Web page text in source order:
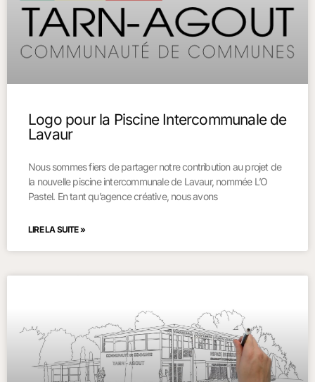
Logo pour la Piscine Intercommunale de
Lavaur
Nous sommes fiers de partager notre contribution au projet de
la nouvelle piscine intercommunale de Lavaur, nommée L’O
Pastel. En tant qu’agence créative, nous avons
LIRE LA SUITE »